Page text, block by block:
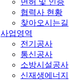
면허 및 인증
협력사 현황
찾아오시는길
사업영역
전기공사
통신공사
소방시설공사
신재생에너지